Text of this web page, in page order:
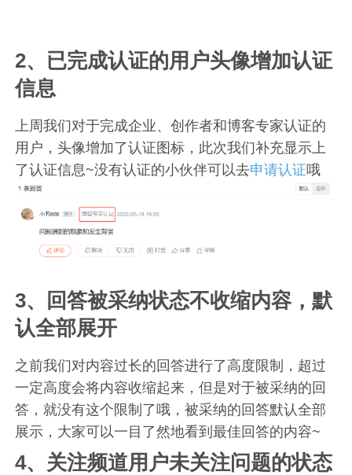
2、已完成认证的用户头像增加认证
信息
上周我们对于完成企业、创作者和博客专家认证的
用户，头像增加了认证图标，此次我们补充显示上
了认证信息~没有认证的小伙伴可以去申请认证哦
3、回答被采纳状态不收缩内容，默
认全部展开
之前我们对内容过长的回答进行了高度限制，超过
一定高度会将内容收缩起来，但是对于被采纳的回
答，就没有这个限制了哦，被采纳的回答默认全部
展示，大家可以一目了然地看到最佳回答的内容~
4、关注频道用户未关注问题的状态